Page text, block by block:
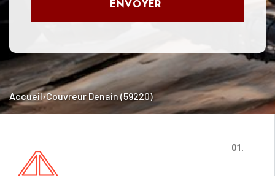
ENVOYER
Accueil›Couvreur Denain (59220)
01.